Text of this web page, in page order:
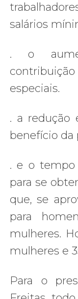
salários
. o
especiais.
. a redução
benefício da
. e o
para se
que, se
para
mulheres.
mulheres e
Para o